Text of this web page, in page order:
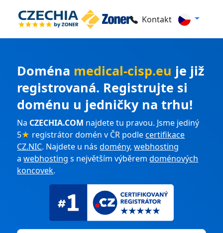
Kontakt
Doména medical-cisp.eu je již
registrovaná. Registrujte si
doménu u jedničky na trhu!
Na CZECHIA.COM najdete tu pravou. Jsme jediný
5★ registrátor domén v ČR podlecertifikace
CZ.NIC. Najdete u násdomény,webhosting
awebhosting s největším výběremdoménových
koncovek.